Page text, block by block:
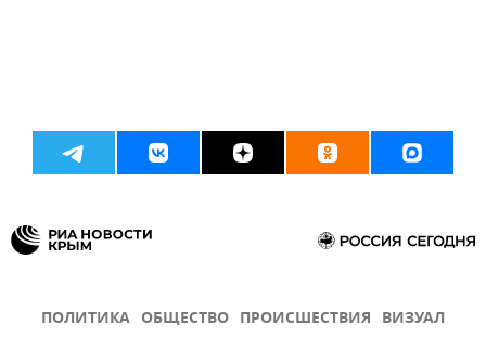
ПОЛИТИКА ОБЩЕСТВО ПРОИСШЕСТВИЯ ВИЗУАЛ